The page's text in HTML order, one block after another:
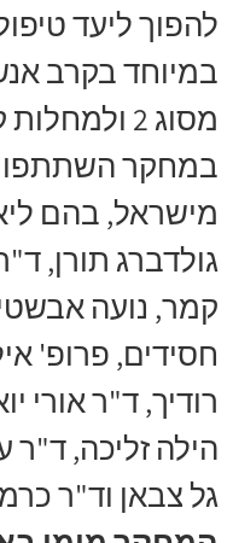
להפוך ליעד
במיוחד בקרב
מסוג 2 ולמחלות קרדיו-מטבוליות.
במחקר השתתפו
מישראל, בהם
גולדברג תורן,
קמר, נועה
חסידים, פרופ'
רודיך, ד"ר אורי
הילה זליכה, ד"ר
גל צבאן וד"ר